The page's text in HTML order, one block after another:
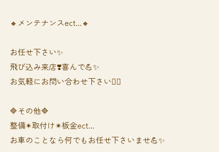
🔸メンテナンスect...🔸
お任せ下さい✨
飛び込み来店❣️喜んで💪✨
お気軽にお問い合わせ下さい🙆‍♀️
🔷その他🔷
整備✴︎取付け✴︎板金ect...
お車のことなら何でもお任せ下さいませ💪✨